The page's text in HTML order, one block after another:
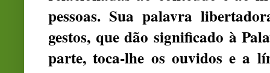
pessoas. Sua palavra
gestos, que dão significado à
parte, toca-lhe os ouvidos e a